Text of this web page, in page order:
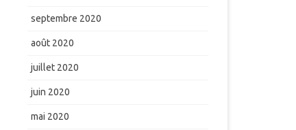
septembre 2020
août 2020
juillet 2020
juin 2020
mai 2020